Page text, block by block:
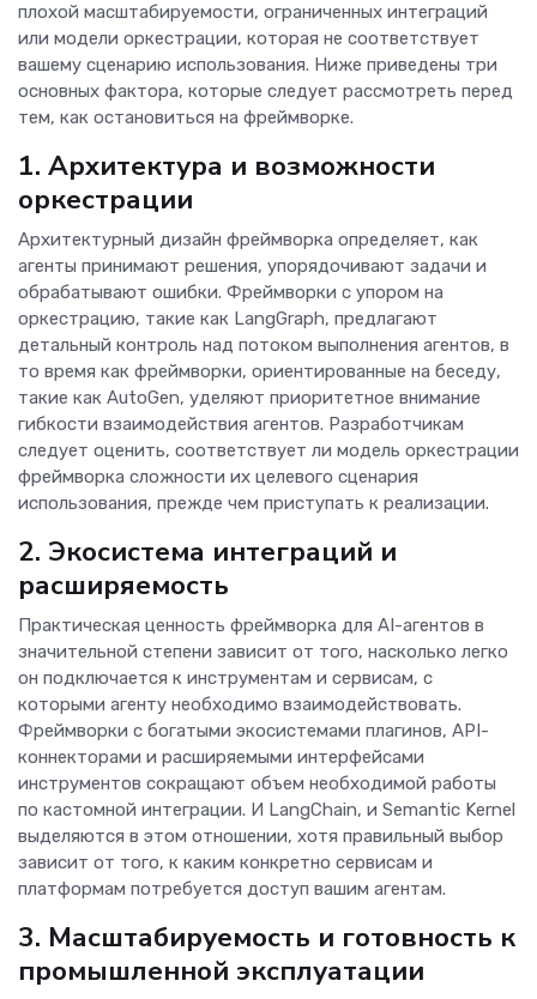
плохой масштабируемости, ограниченных интеграций
или модели оркестрации, которая не соответствует
вашему сценарию использования. Ниже приведены три
основных фактора, которые следует рассмотреть перед
тем, как остановиться на фреймворке.
1. Архитектура и возможности
оркестрации
Архитектурный дизайн фреймворка определяет, как
агенты принимают решения, упорядочивают задачи и
обрабатывают ошибки. Фреймворки с упором на
оркестрацию, такие как LangGraph, предлагают
детальный контроль над потоком выполнения агентов, в
то время как фреймворки, ориентированные на беседу,
такие как AutoGen, уделяют приоритетное внимание
гибкости взаимодействия агентов. Разработчикам
следует оценить, соответствует ли модель оркестрации
фреймворка сложности их целевого сценария
использования, прежде чем приступать к реализации.
2. Экосистема интеграций и
расширяемость
Практическая ценность фреймворка для AI-агентов в
значительной степени зависит от того, насколько легко
он подключается к инструментам и сервисам, с
которыми агенту необходимо взаимодействовать.
Фреймворки с богатыми экосистемами плагинов, API-
коннекторами и расширяемыми интерфейсами
инструментов сокращают объем необходимой работы
по кастомной интеграции. И LangChain, и Semantic Kernel
выделяются в этом отношении, хотя правильный выбор
зависит от того, к каким конкретно сервисам и
платформам потребуется доступ вашим агентам.
3. Масштабируемость и готовность к
промышленной эксплуатации